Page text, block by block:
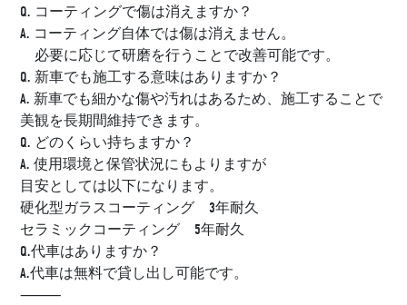
Q. コーティングで傷は消えますか？
A. コーティング自体では傷は消えません。
必要に応じて研磨を行うことで改善可能です。
Q. 新車でも施工する意味はありますか？
A. 新車でも細かな傷や汚れはあるため、施工することで
美観を長期間維持できます。
Q. どのくらい持ちますか？
A. 使用環境と保管状況にもよりますが
目安としては以下になります。
硬化型ガラスコーティング 3年耐久
セラミックコーティング 5年耐久
Q.代車はありますか？
A.代車は無料で貸し出し可能です。
⸻